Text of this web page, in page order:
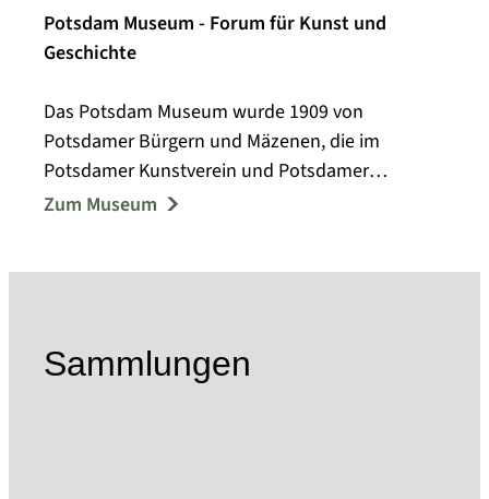
Potsdam Museum - Forum für Kunst und
Geschichte
Das Potsdam Museum wurde 1909 von
Potsdamer Bürgern und Mäzenen, die im
Potsdamer Kunstverein und Potsdamer
Museumsverein aktiv waren, als Städtisches
Wert dem städtischen Museum übergeben.
Heute zählen die Sammlungsbestände des
Zum Museum
Sammlungen